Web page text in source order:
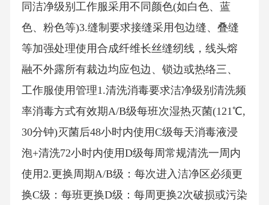
同洁净级别工作服采用不同颜色(如白色、蓝
色、粉色等)3.缝制要求接缝采用包边缝、叠缝
等加强处理使用合成纤维长丝缝纫线，线头熔
融不外露所有裁边均应包边、锁边或热络三、
工作服使用管理1.清洗消毒要求洁净级别清洗频
率消毒方式有效期A/B级每班次湿热灭菌(121℃,
30分钟)灭菌后48小时内使用C级每天消毒液浸
泡+清洗72小时内使用D级每周常规清洗一周内
使用2.更换周期A/B级：每次进入洁净区必须更
换C级：每班更换D级：每周更换2次破损或污染